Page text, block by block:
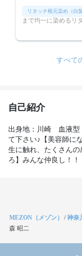
リタッチ根元染め（白
まで均一に染めるリ
すべて
自己紹介
出身地：川崎　血液
て下さい♪【美容師に
生に触れ、たくさん
ろ】みんな仲良し！！
MEZON（メゾン） /神奈
森 昭二